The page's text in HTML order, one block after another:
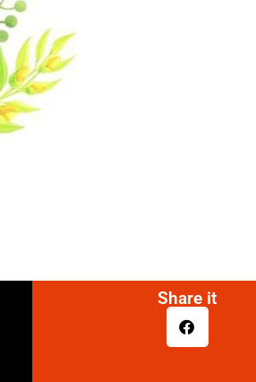
Share it